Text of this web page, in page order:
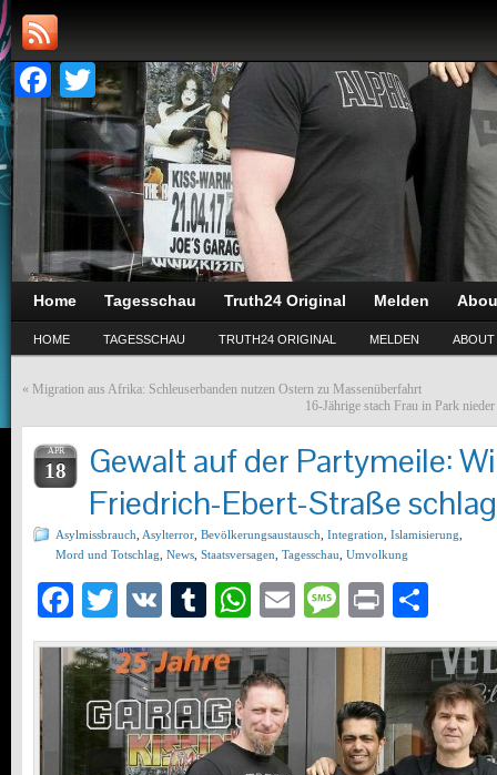
Facebook
Twitter
Home Tagesschau Truth24 Original Melden
HOME TAGESSCHAU TRUTH24 ORIGINAL MELDEN ABOUT
« Migration aus Afrika: Schleuserbanden nutzen Ostern zu Massenüberfahrt
16-Jährige stach Frau in Park
APR
18
Gewalt auf der Partymeile:
Friedrich-Ebert-Straße
Asylmissbrauch Asylterror Bevölkerungsaustausch Integration Islamisierung
Mord und Totschlag News Staatsversagen Tagesschau Umvolkung
Facebook
Twitter
VK Tumblr
WhatsApp
EmailMessage
Print